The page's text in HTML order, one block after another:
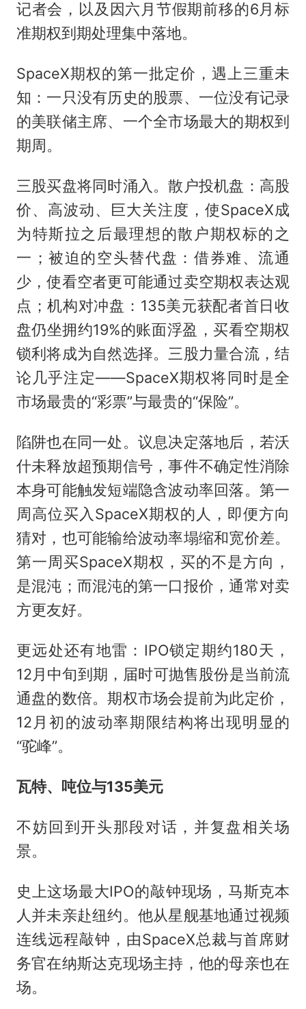
记者会，以及因六月节假期前移的6月标
准期权到期处理集中落地。
SpaceX期权的第一批定价，遇上三重未
知：一只没有历史的股票、一位没有记录
的美联储主席、一个全市场最大的期权到
期周。
三股买盘将同时涌入。散户投机盘：高股
价、高波动、巨大关注度，使SpaceX成
为特斯拉之后最理想的散户期权标的之
一；被迫的空头替代盘：借券难、流通
少，使看空者更可能通过卖空期权表达观
点；机构对冲盘：135美元获配者首日收
盘仍坐拥约19%的账面浮盈，买看空期权
锁利将成为自然选择。三股力量合流，结
论几乎注定——SpaceX期权将同时是全
市场最贵的“彩票”与最贵的“保险”。
陷阱也在同一处。议息决定落地后，若沃
什未释放超预期信号，事件不确定性消除
本身可能触发短端隐含波动率回落。第一
周高位买入SpaceX期权的人，即便方向
猜对，也可能输给波动率塌缩和宽价差。
第一周买SpaceX期权，买的不是方向，
是混沌；而混沌的第一口报价，通常对卖
方更友好。
更远处还有地雷：IPO锁定期约180天，
12月中旬到期，届时可抛售股份是当前流
通盘的数倍。期权市场会提前为此定价，
12月初的波动率期限结构将出现明显的
“驼峰”。
瓦特、吨位与135美元
不妨回到开头那段对话，并复盘相关场
景。
史上这场最大IPO的敲钟现场，马斯克本
人并未亲赴纽约。他从星舰基地通过视频
连线远程敲钟，由SpaceX总裁与首席财
务官在纳斯达克现场主持，他的母亲也在
场。